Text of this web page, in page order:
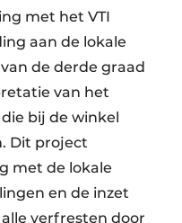
met het VTI
aan de lokale
de derde graad
van het
bij de winkel
Dit project
met de lokale
en de inzet
verfresten door